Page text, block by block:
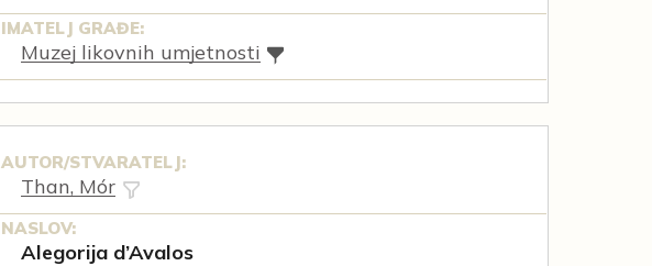
IMATELJ GRAĐE:
Muzej likovnih umjetnosti
AUTOR/STVARATELJ:
Than, Mór
NASLOV:
Alegorija d’Avalos